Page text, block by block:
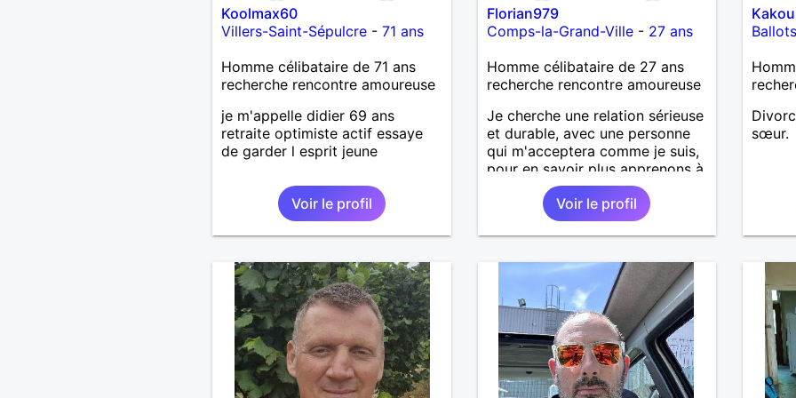
Mais
aura
je
tout
Koolmax60
Villers-Saint-Sépulcre- 71 ans
Homme célibataire de 71 ans
recherche rencontre amoureuse
je m'appelle didier 69 ans
retraite optimiste actif essaye
de garder l esprit jeune
Voir le profil
Florian979
Comps-la-Grand-Ville- 27 ans
Homme célibataire de 27 ans
recherche rencontre amoureuse
Je cherche une relation sérieuse
et durable, avec une personne
qui m'acceptera comme je suis,
pour en savoir plus apprenons à
nous connaître 🙂
Voir le profil
Kakou
Ballots
sœur.